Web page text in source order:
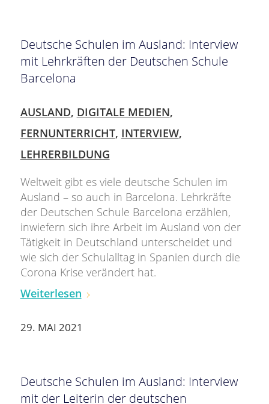
Deutsche Schulen im Ausland: Interview
mit Lehrkräften der Deutschen Schule
Barcelona
AUSLAND, DIGITALE MEDIEN,
FERNUNTERRICHT, INTERVIEW,
LEHRERBILDUNG
Weltweit gibt es viele deutsche Schulen im
Ausland – so auch in Barcelona. Lehrkräfte
der Deutschen Schule Barcelona erzählen,
inwiefern sich ihre Arbeit im Ausland von der
Tätigkeit in Deutschland unterscheidet und
wie sich der Schulalltag in Spanien durch die
Corona Krise verändert hat.
Weiterlesen
29. MAI 2021
Deutsche Schulen im Ausland: Interview
mit der Leiterin der deutschen